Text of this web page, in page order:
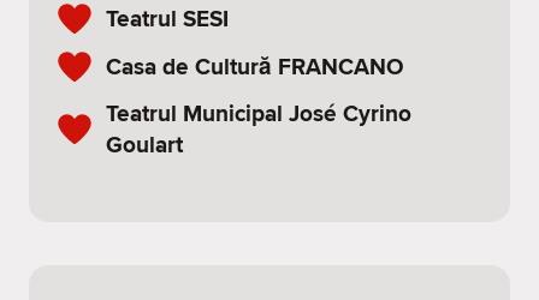
Teatrul SESI
Casa de Cultură FRANCANO
Teatrul Municipal José Cyrino
Goulart